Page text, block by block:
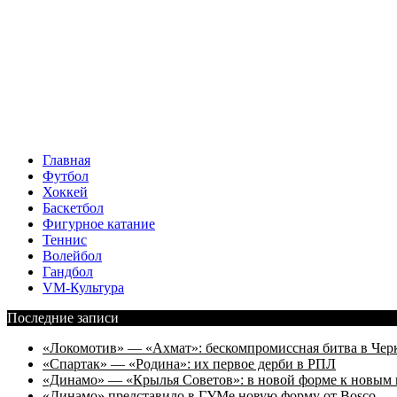
Главная
Футбол
Хоккей
Баскетбол
Фигурное катание
Теннис
Волейбол
Гандбол
VM-Культура
Последние записи
«Локомотив» — «Ахмат»: бескомпромиссная битва в
«Спартак» — «Родина»: их первое дерби в РПЛ
«Динамо» — «Крылья Советов»: в новой форме к новым